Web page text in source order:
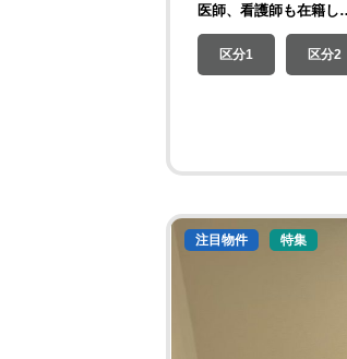
医師、看護師も在籍し
区分1 区分2
注目物件 特集